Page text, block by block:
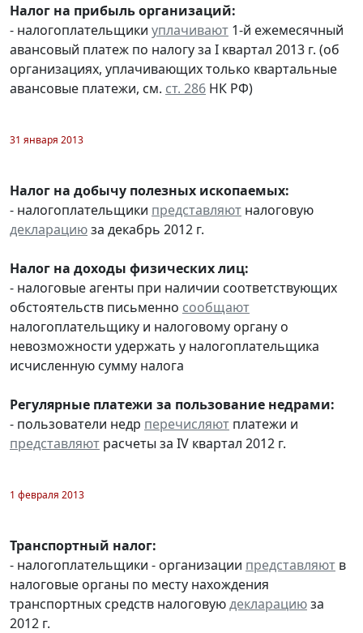
Налог на прибыль организаций:
- налогоплательщики уплачивают 1-й ежемесячный
авансовый платеж по налогу за I квартал 2013 г. (об
организациях, уплачивающих только квартальные
авансовые платежи, см. ст. 286 НК РФ)
31 января 2013
Налог на добычу полезных ископаемых:
- налогоплательщики представляют налоговую
декларациюза декабрь 2012 г.
Налог на доходы физических лиц:
- налоговые агенты при наличии соответствующих
обстоятельств письменно сообщают
налогоплательщику и налоговому органу о
невозможности удержать у налогоплательщика
исчисленную сумму налога
Регулярные платежи за пользование недрами:
- пользователи недр перечисляют платежи и
представляют расчеты за IV квартал 2012 г.
1 февраля 2013
Транспортный налог:
- налогоплательщики - организации представляют в
налоговые органы по месту нахождения
транспортных средств налоговуюдекларациюза
2012 г.